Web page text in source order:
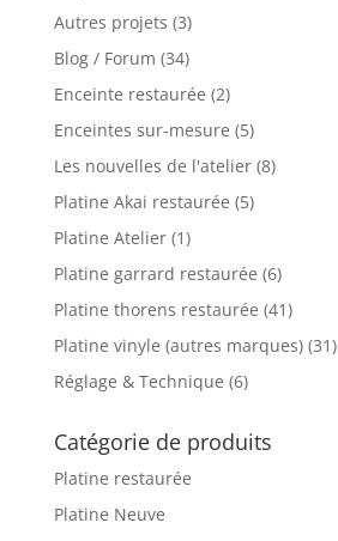
Autres projets (3)
Blog / Forum (34)
Enceinte restaurée (2)
Enceintes sur-mesure (5)
Les nouvelles de l'atelier(8)
Platine Akai restaurée (5)
Platine Atelier(1)
Platine garrard restaurée (6)
Platine thorens restaurée (41)
Platine vinyle (autres marques)(31)
Réglage & Technique (6)
Catégorie de produits
Platine restaurée
Platine Neuve